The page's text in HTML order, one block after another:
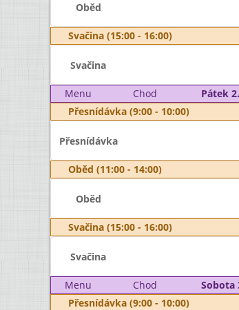
Oběd
Svačina (15:00 - 16:00)
Svačina
Menu Chod
Pátek
Přesnídávka (9:00 - 10:00)
Přesnídávka
Oběd (11:00 - 14:00)
Oběd
Svačina (15:00 - 16:00)
Svačina
Menu Chod
Sobota
Přesnídávka (9:00 - 10:00)